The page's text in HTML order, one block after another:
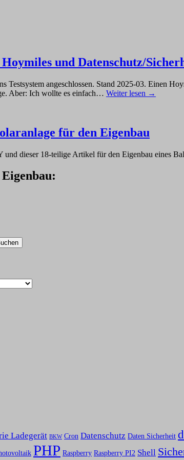
und Datenschutz/
Testsystem angeschlossen. Stand 2025-03.
Aber: Ich wollte es einfach… Weiter lesen →
für den Eigenbau
dieser 18-teilige Artikel für den Eigenbau eines
Ladegerät BKW Cron Datenschutz Daten Sicherheit
PHP Raspberry Raspberry PI2 Shell